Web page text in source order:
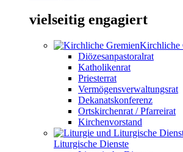
vielseitig engagiert
Kirchliche
Diözesanpastoralrat
Katholikenrat
Priesterrat
Vermögensverwaltungsrat
Dekanatskonferenz
Ortskirchenrat / Pfarreirat
Kirchenvorstand
Liturgische Dienste